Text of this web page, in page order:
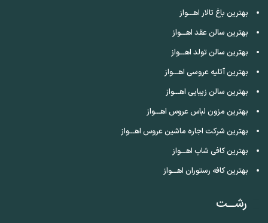
بهترین باغ تالار اهـــواز
بهترین سالن عقد اهـــواز
بهترین سالن تولد اهـــواز
بهترین آتلیه عروسی اهـــواز
بهترین سالن زیبایی اهـــواز
بهترین مزون لباس عروس اهـــواز
بهترین شرکت اجاره ماشین عروس اهـــواز
بهترین کافی شاپ اهـــواز
بهترین کافه رستوران اهـــواز
رشـــت